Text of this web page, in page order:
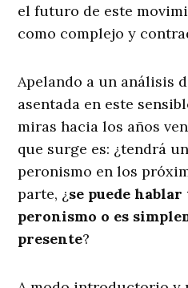
el futuro de este
como complejo y
Apelando a un análisis
asentada en este
miras hacia los años
que surge es: ¿tendrá
peronismo en los
parte, ¿se puede
peronismo o es
presente?